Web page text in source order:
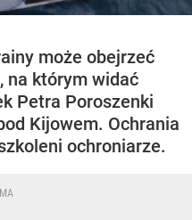
może obejrzeć
na którym widać
Petra Poroszenki
Kijowem. Ochrania
ochroniarze.